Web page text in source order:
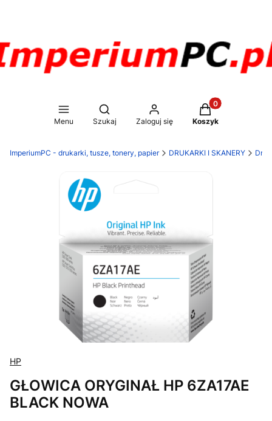
Menu
Otwórz wyszukiwarkę
Szukaj Zaloguj się
Produkty w
Koszyk
ImperiumPC - drukarki, tusze, tonery, papier DRUKARKI I SKANERY
HP
GŁOWICA ORYGINAŁ HP 6ZA17AE
BLACK NOWA